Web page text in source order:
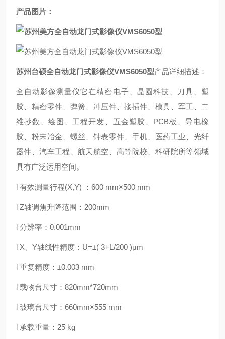
产品图片：
苏州台硕全自动龙门式影像仪VMS6050型产品详细描述：
全自动影像测量仪它在精密电子、晶圆科技、刀具、塑
胶、精密零件、弹簧、冲压件、接插件、模具、军工、二
维抄数、绘图、工程开发、五金塑胶、PCB板、导电橡
胶、粉末冶金、螺丝、钟表零件、手机、医药工业、光纤
器件、汽车工程、航天航空、高等院校、科研院所等领域
具有广泛运用空间。
l 有效测量行程(X,Y) ：600 mm×500 mm
l Z轴调焦升降范围：200mm
l 分辨率：0.001mm
l X、Y轴线性精度：U=±( 3+L/200 )μm
l 重复精度：±0.003 mm
l 载物台尺寸：820mm*720mm
l 玻璃台尺寸：660mm×555 mm
l 承载重量：25 kg